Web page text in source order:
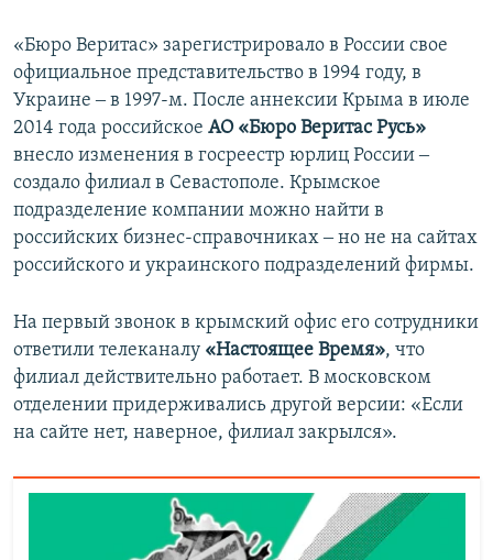
«Бюро Веритас» зарегистрировало в России свое
официальное представительство в 1994 году, в
Украине ‒ в 1997-м. После аннексии Крыма в июле
2014 года российское АО «Бюро Веритас Русь»
внесло изменения в госреестр юрлиц России ‒
создало филиал в Севастополе. Крымское
подразделение компании можно найти в
российских бизнес-справочниках ‒ но не на сайтах
российского и украинского подразделений фирмы.
На первый звонок в крымский офис его сотрудники
ответили телеканалу «Настоящее Время», что
филиал действительно работает. В московском
отделении придерживались другой версии: «Если
на сайте нет, наверное, филиал закрылся».